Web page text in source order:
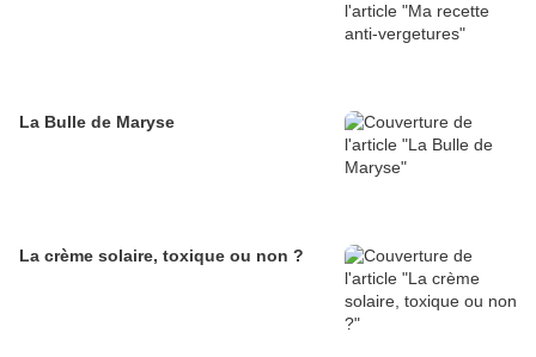
La Bulle de Maryse
La crème solaire, toxique ou non ?